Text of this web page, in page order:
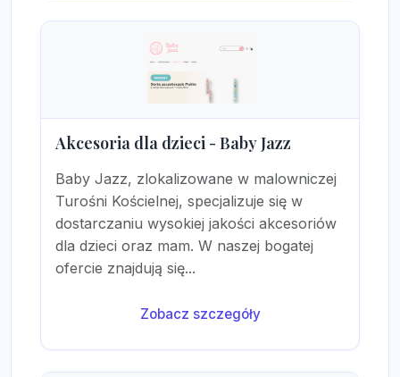
Akcesoria dla dzieci - Baby Jazz
Baby Jazz, zlokalizowane w malowniczej
Turośni Kościelnej, specjalizuje się w
dostarczaniu wysokiej jakości akcesoriów
dla dzieci oraz mam. W naszej bogatej
ofercie znajdują się...
Zobacz szczegóły